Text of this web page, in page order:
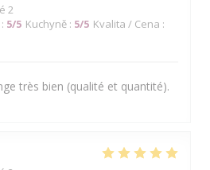
2
: 5/5 Kuchyně : 5/5 Kvalita / Cena :
très bien (qualité et quantité).